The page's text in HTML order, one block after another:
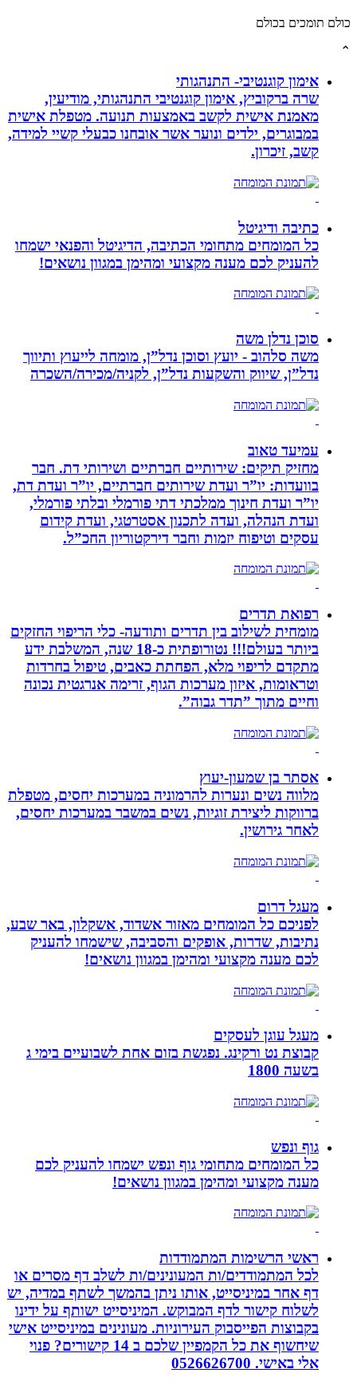
תומכים בכולם
אימון קוגנטיבי- התנהגותי
שרה ברקוביץ, אימון קוגנטיבי התנהגותי, מודיעין,
מאמנת אישית לקשב באמצעות תנועה. מטפלת אישית
במבוגרים, ילדים ונוער אשר אובחנו כבעלי קשיי למידה,
קשב, זיכרון.
כתיבה ודיגיטל
כל המומחים מתחומי הכתיבה, הדיגיטל והפנאי ישמחו
להעניק לכם מענה מקצועי ומהימן במגוון נושאים!
סוכן נדלן משה
משה סלהוב - יועץ וסוכן נדל”ן, מומחה לייעוץ ותיווך
נדל”ן, שיווק והשקעות נדל”ן, לקניה/מכירה/השכרה
עמיעד טאוב
מחזיק תיקים: שירותיים חברתיים ושירותי דת. חבר
בוועדות: יו”ר ועדת שירותים חברתיים, יו”ר ועדת דת,
יו”ר ועדת חינוך ממלכתי דתי פורמלי ובלתי פורמלי,
ועדת הנהלה, ועדה לתכנון אסטרטגי, ועדת קידום
עסקים וטיפוח יזמות וחבר דירקטוריון החכ”ל.
רפואת תדרים
מומחית לשילוב בין תדרים ותודעה- כלי הריפוי החזקים
ביותר בעולם!!! נטורופתית כ-18 שנה, המשלבת ידע
מתקדם לריפוי מלא, הפחתת כאבים, טיפול בחרדות
וטראומות, איזון מערכות הגוף, זרימה אנרגטית נכונה
וחיים מתוך ”תדר גבוה”.
אסתר בן שמעון-יעוץ
מלווה נשים ונערות להרמוניה במערכות יחסים, מטפלת
ברווקות ליצירת זוגיות, נשים במשבר במערכות יחסים,
לאחר גירושין.
מעגל דרום
לפניכם כל המומחים מאזור אשדוד, אשקלון, באר שבע,
נתיבות, שדרות, אופקים והסביבה, שישמחו להעניק
לכם מענה מקצועי ומהימן במגוון נושאים!
מעגל עוגן לעסקים
קבוצת נט ורקינג. נפגשת בזום אחת לשבועיים בימי ג
בשעה 1800
גוף ונפש
כל המומחים מתחומי גוף ונפש ישמחו להעניק לכם
מענה מקצועי ומהימן במגוון נושאים!
ראשי הרשימות המתמודדות
לכל המתמודדים/ות המעונינים/ות לשלב דף מסרים או
דף אחר במיניסייט, אותו ניתן בהמשך לשתף במדיה, יש
לשלוח קישור לדף המבוקש. המיניסייט ישותף על ידינו
בקבוצות הפייסבוק העירוניות. מעונינים במיניסייט אישי
שיחשוף את כל הקמפיין שלכם ב 14 קישורים? פנוי
אלי באישי. 0526626700